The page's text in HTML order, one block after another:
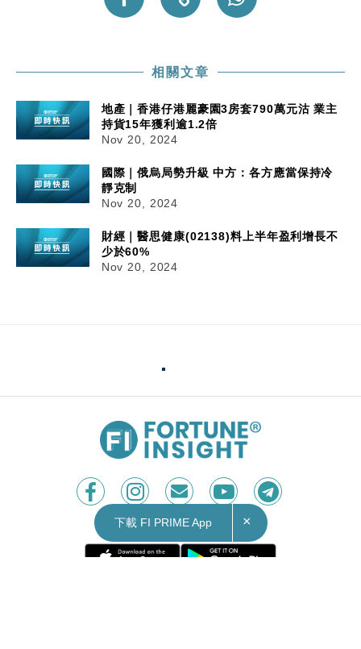
相關文章
地產｜香港仔港麗豪園3房套790萬元沽 業主
持貨15年獲利逾1.2倍
Nov 20, 2024
國際｜俄烏局勢升級 中方：各方應當保持冷
靜克制
Nov 20, 2024
財經｜醫思健康(02138)料上半年盈利增長不
少於60%
Nov 20, 2024
下載 FI PRIME App ×